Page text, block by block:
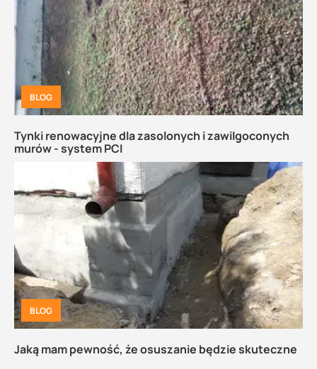
BLOG
Tynki renowacyjne dla zasolonych i zawilgoconych
murów - system PCI
BLOG
Jaką mam pewność, że osuszanie będzie skuteczne